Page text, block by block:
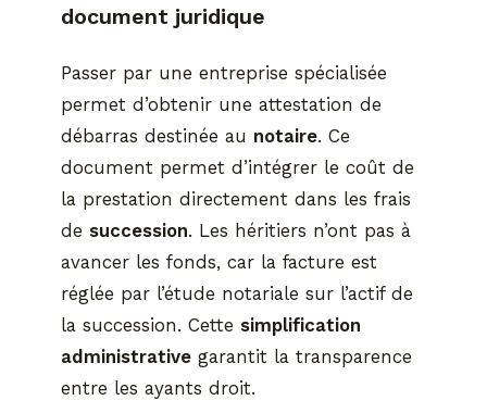
document juridique
Passer par une entreprise spécialisée
permet d’obtenir une attestation de
débarras destinée au notaire. Ce
document permet d’intégrer le coût de
la prestation directement dans les frais
de succession. Les héritiers n’ont pas à
avancer les fonds, car la facture est
réglée par l’étude notariale sur l’actif de
la succession. Cette simplification
administrative garantit la transparence
entre les ayants droit.